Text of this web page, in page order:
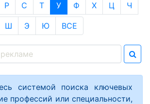
Р С Т У Ф Х Ц Ч
Ш Э Ю ВСЕ
системой поиска ключевых
профессий или специальности,